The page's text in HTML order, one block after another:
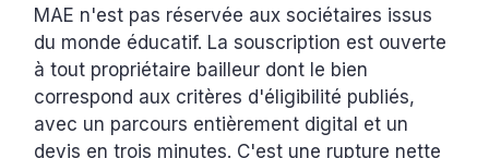
MAE n'est pas réservée aux sociétaires issus
du monde éducatif. La souscription est ouverte
à tout propriétaire bailleur dont le bien
correspond aux critères d'éligibilité publiés,
avec un parcours entièrement digital et un
devis en trois minutes. C'est une rupture nette